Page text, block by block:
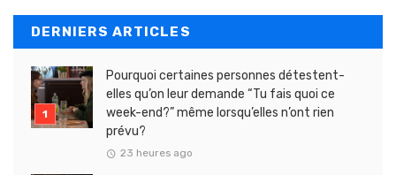
DERNIERS ARTICLES
Pourquoi certaines personnes détestent-
elles qu’on leur demande “Tu fais quoi ce
week-end?” même lorsqu’elles n’ont rien
prévu?
23 heures ago